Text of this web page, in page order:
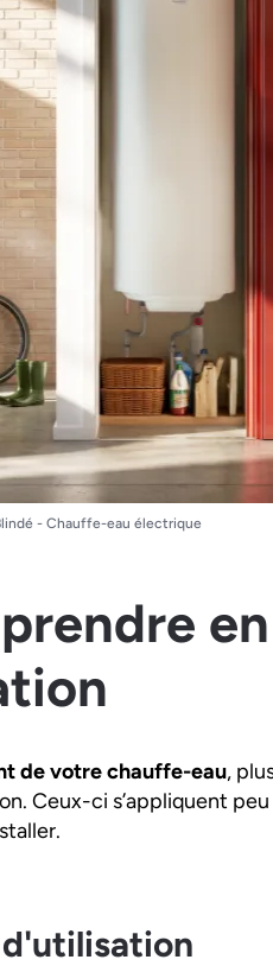
- Chauffe-eau électrique
de votre chauffe-eau,
Ceux-ci s’appliquent